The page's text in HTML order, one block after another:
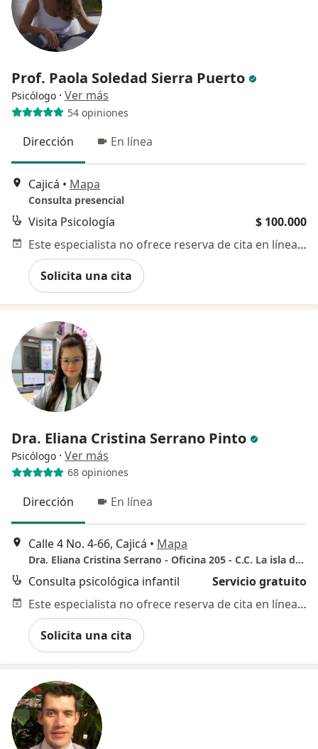
Prof. Paola Soledad Sierra Puerto
Psicólogo · Ver más
54 opiniones
Dirección En línea
Cajicá • Mapa
Consulta presencial
Visita Psicología
$ 100.000
Este especialista no ofrece reserva de cita en línea en esta dirección.
Solicita una cita
Dra. Eliana Cristina Serrano Pinto
Psicólogo · Ver más
68 opiniones
Dirección En línea
Calle 4 No. 4-66, Cajicá • Mapa
Dra. Eliana Cristina Serrano - Oficina 205 - C.C. La isla del Encanto
Consulta psicológica infantil
Servicio gratuito
Este especialista no ofrece reserva de cita en línea en esta dirección.
Solicita una cita